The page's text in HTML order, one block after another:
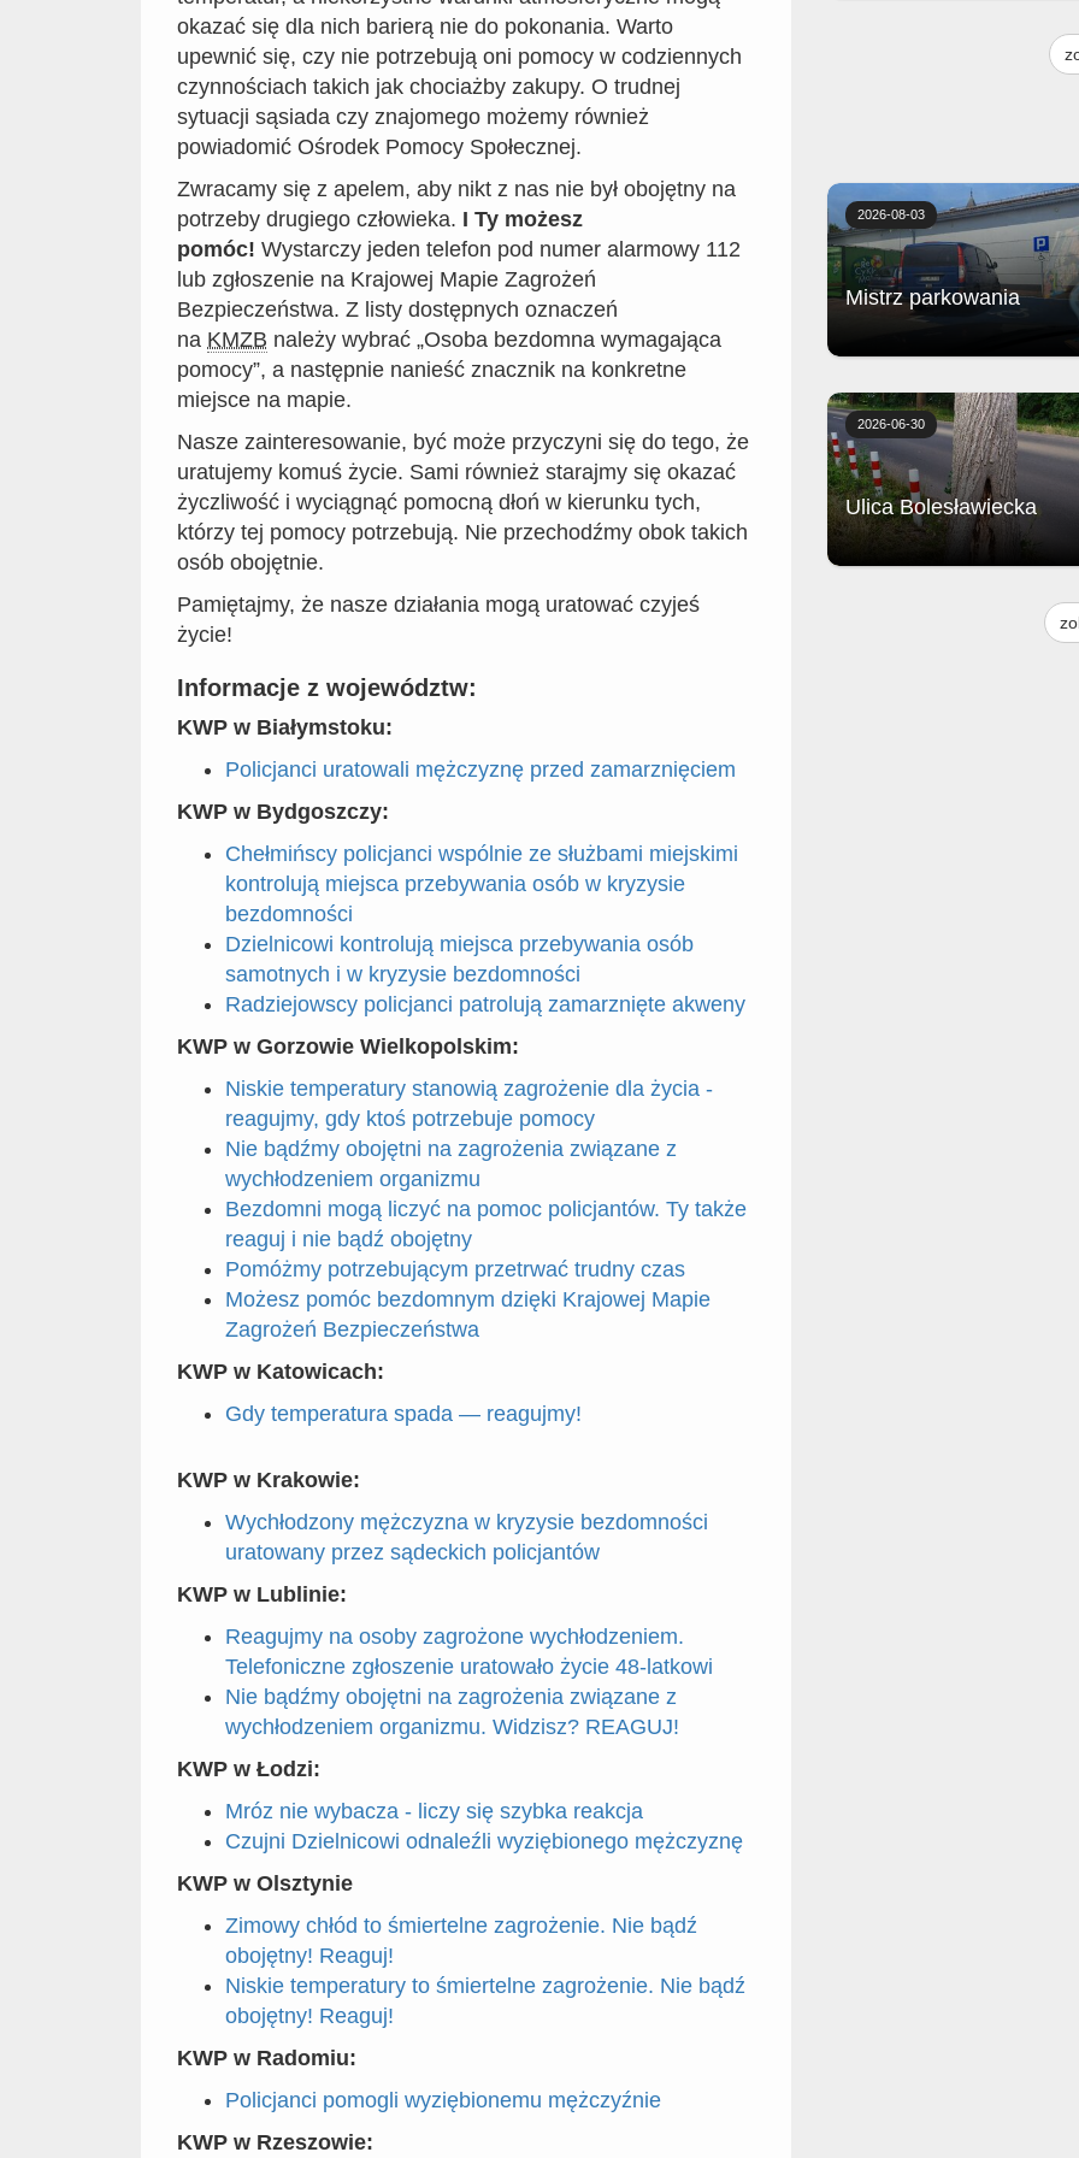
okazać się dla nich barierą nie do pokonania. Warto
upewnić się, czy nie potrzebują oni pomocy w codziennych
czynnościach takich jak chociażby zakupy. O trudnej
sytuacji sąsiada czy znajomego możemy również
powiadomić Ośrodek Pomocy Społecznej.
Zwracamy się z apelem, aby nikt z nas nie był obojętny na
potrzeby drugiego człowieka. I Ty możesz
pomóc! Wystarczy jeden telefon pod numer alarmowy 112
lub zgłoszenie na Krajowej Mapie Zagrożeń
Bezpieczeństwa. Z listy dostępnych oznaczeń
na KMZB należy wybrać „Osoba bezdomna wymagająca
pomocy”, a następnie nanieść znacznik na konkretne
miejsce na mapie.
Nasze zainteresowanie, być może przyczyni się do tego, że
uratujemy komuś życie. Sami również starajmy się okazać
życzliwość i wyciągnąć pomocną dłoń w kierunku tych,
którzy tej pomocy potrzebują. Nie przechodźmy obok takich
osób obojętnie.
Pamiętajmy, że nasze działania mogą uratować czyjeś
życie!
Informacje z województw:
KWP w Białymstoku:
Policjanci uratowali mężczyznę przed zamarznięciem
KWP w Bydgoszczy:
Chełmińscy policjanci wspólnie ze służbami miejskimi
kontrolują miejsca przebywania osób w kryzysie
bezdomności
Dzielnicowi kontrolują miejsca przebywania osób
samotnych i w kryzysie bezdomności
Radziejowscy policjanci patrolują zamarznięte akweny
KWP w Gorzowie Wielkopolskim:
Niskie temperatury stanowią zagrożenie dla życia -
reagujmy, gdy ktoś potrzebuje pomocy
Nie bądźmy obojętni na zagrożenia związane z
wychłodzeniem organizmu
Bezdomni mogą liczyć na pomoc policjantów. Ty także
reaguj i nie bądź obojętny
Pomóżmy potrzebującym przetrwać trudny czas
Możesz pomóc bezdomnym dzięki Krajowej Mapie
Zagrożeń Bezpieczeństwa
KWP w Katowicach:
Gdy temperatura spada — reagujmy!
KWP w Krakowie:
Wychłodzony mężczyzna w kryzysie bezdomności
uratowany przez sądeckich policjantów
KWP w Lublinie:
Reagujmy na osoby zagrożone wychłodzeniem.
Telefoniczne zgłoszenie uratowało życie 48-latkowi
Nie bądźmy obojętni na zagrożenia związane z
wychłodzeniem organizmu. Widzisz? REAGUJ!
KWP w Łodzi:
Mróz nie wybacza - liczy się szybka reakcja
Czujni Dzielnicowi odnaleźli wyziębionego mężczyznę
KWP w Olsztynie
Zimowy chłód to śmiertelne zagrożenie. Nie bądź
obojętny! Reaguj!
Niskie temperatury to śmiertelne zagrożenie. Nie bądź
obojętny! Reaguj!
KWP w Radomiu:
Policjanci pomogli wyziębionemu mężczyźnie
KWP w Rzeszowie:
frytkami, musztardą, sosem
Mistrz parkowania
2026-08-03
Ulica Bolesławiecka
jest do usunięcia. Praktycznie
środku i pochylone na jezdnię.
2026-06-30